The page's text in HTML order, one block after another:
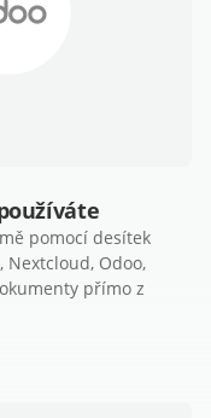
pomocí desítek
Odoo,
přímo z